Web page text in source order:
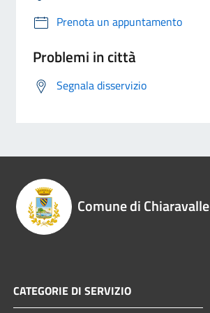
Prenota un appuntamento
Problemi in città
Segnala disservizio
Comune di Chiaravalle
CATEGORIE DI SERVIZIO